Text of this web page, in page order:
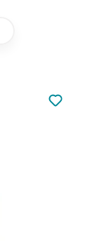
Nie dodano
Dodaj do